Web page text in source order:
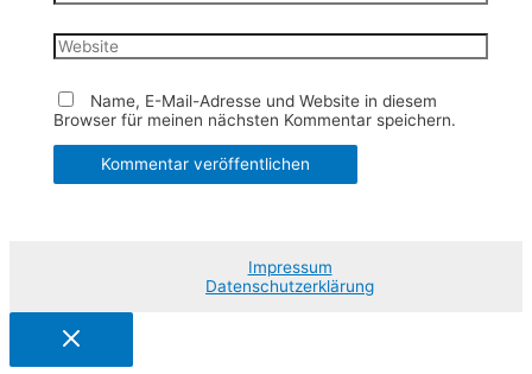
Mail*
Website
Name, E-Mail-Adresse und Website in diesem
Browser für meinen nächsten Kommentar speichern.
Impressum
Datenschutzerklärung